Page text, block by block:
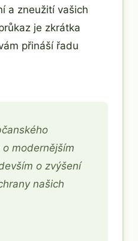
a zneužití vašich
je zkrátka
přináší řadu
modernějším
o zvýšení
našich